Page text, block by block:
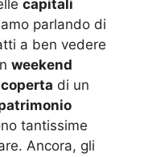
capitali
parlando di
a ben vedere
weekend
di un
tantissime
Ancora, gli